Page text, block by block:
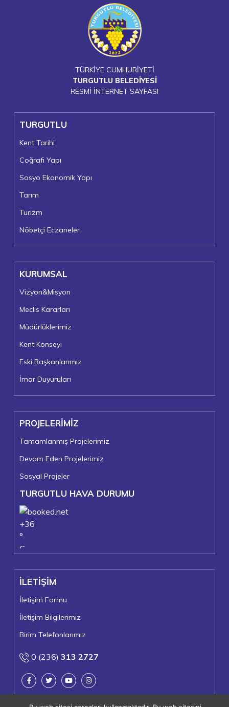
TÜRKİYE CUMHURİYETİ
TURGUTLU BELEDİYESİ
RESMİ İNTERNET SAYFASI
TURGUTLU
Kent Tarihi
Coğrafi Yapı
Sosyo Ekonomik Yapı
Tarım
Turizm
Nöbetçi Eczaneler
KURUMSAL
Vizyon&Misyon
Meclis Kararları
Müdürlüklerimiz
Kent Konseyi
Eski Başkanlarımız
İmar Duyuruları
PROJELERİMİZ
Tamamlanmış Projelerimiz
Devam Eden Projelerimiz
Sosyal Projeler
TURGUTLU HAVA DURUMU
+36
°
C
+22°
Turgutlu
Pazar, 09
İLETİŞİM
İletişim Formu
İletişim Bilgilerimiz
Birim Telefonlarımız
0 (236) 313 2727